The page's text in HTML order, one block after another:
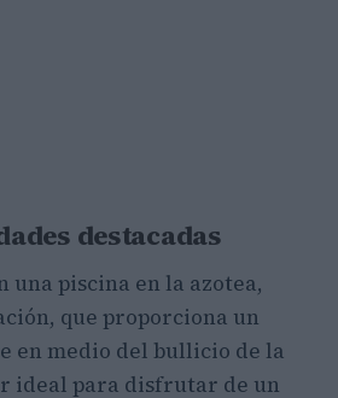
destacadas
una piscina en la azotea,
que proporciona un
en medio del bullicio de la
ideal para disfrutar de un